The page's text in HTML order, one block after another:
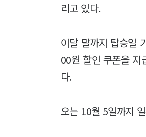
리고 있다.
이달 말까지 탑승일
00원 할인 쿠폰을
다.
오는 10월 5일까지